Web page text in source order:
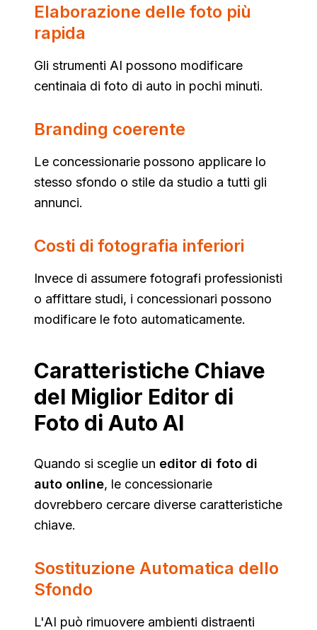
Elaborazione delle foto più
rapida
Gli strumenti AI possono modificare
centinaia di foto di auto in pochi minuti.
Branding coerente
Le concessionarie possono applicare lo
stesso sfondo o stile da studio a tutti gli
annunci.
Costi di fotografia inferiori
Invece di assumere fotografi professionisti
o affittare studi, i concessionari possono
modificare le foto automaticamente.
Caratteristiche Chiave
del Miglior Editor di
Foto di Auto AI
Quando si sceglie un editor di foto di
auto online, le concessionarie
dovrebbero cercare diverse caratteristiche
chiave.
Sostituzione Automatica dello
Sfondo
L'AI può rimuovere ambienti distraenti